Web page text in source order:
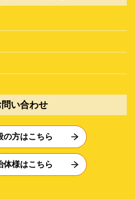
問い合わせ
の方はこちら
体様はこちら